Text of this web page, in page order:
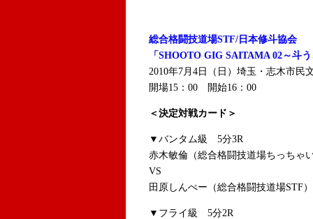
総合格闘技道場STF/日本修斗協会
「SHOOTO GIG SAITAMA 02～斗
2010年7月4日（日）埼玉・志木市民
開場15：00 開始16：00
＜決定対戦カード＞
▼バンタム級 5分3R
赤木敏倫（総合格闘技道場ちっちゃ
VS
田原しんぺー（総合格闘技道場STF）
▼フライ級 5分2R